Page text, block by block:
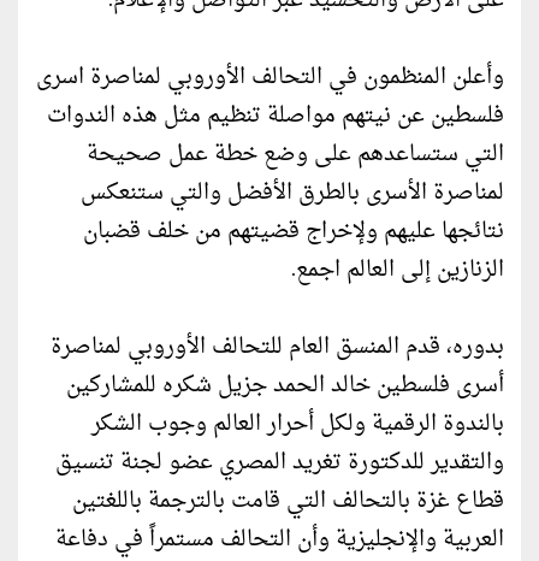
وأعلن المنظمون في التحالف الأوروبي لمناصرة اسرى
فلسطين عن نيتهم مواصلة تنظيم مثل هذه الندوات
التي ستساعدهم على وضع خطة عمل صحيحة
لمناصرة الأسرى بالطرق الأفضل والتي ستنعكس
نتائجها عليهم ولإخراج قضيتهم من خلف قضبان
الزنازين إلى العالم اجمع.
بدوره، قدم المنسق العام للتحالف الأوروبي لمناصرة
أسرى فلسطين خالد الحمد جزيل شكره للمشاركين
بالندوة الرقمية ولكل أحرار العالم وجوب الشكر
والتقدير للدكتورة تغريد المصري عضو لجنة تنسيق
قطاع غزة بالتحالف التي قامت بالترجمة باللغتين
العربية والإنجليزية وأن التحالف مستمراً في دفاعة